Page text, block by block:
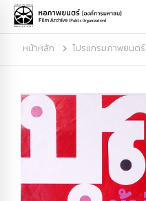
หน้าหลัก โปรแกรมภาพยนตร์